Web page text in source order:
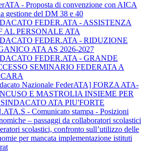
- Proposta di convenzione con AICA
gestione del DM 38 e 40
FEDER.ATA - ASSISTENZA
AL PERSONALE ATA
FEDER.ATA - RIDUZIONE
ATA AS 2026-2027
FEDER.ATA - GRANDE
SEMINARIO FEDERATA A
Nazionale FederATA] FORZA ATA-
E MASTROLIA INSIEME PER
ATA PIU'FORTE
- Comunicato stampa - Posizioni
– passaggi da collaboratori scolastici
scolastici, confronto sull’utilizzo delle
per mancata implementazione istituti